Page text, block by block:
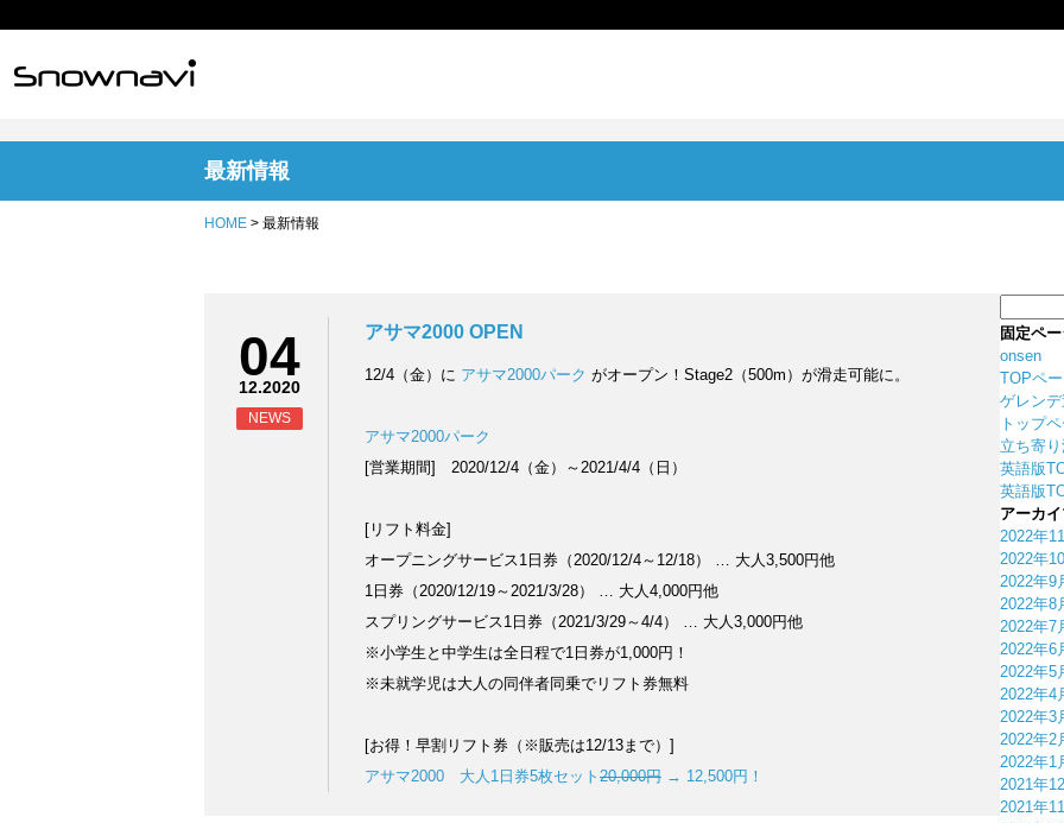
最新情報
HOME > 最新情報
04
12.2020
NEWS
アサマ2000 OPEN
12/4（金）に アサマ2000パーク がオープン！Stage2（500m）が滑走可能に。
アサマ2000パーク
[営業期間] 2020/12/4（金）～2021/4/4（日）
[リフト料金]
オープニングサービス1日券（2020/12/4～12/18） … 大人3,500円他
1日券（2020/12/19～2021/3/28） … 大人4,000円他
スプリングサービス1日券（2021/3/29～4/4） … 大人3,000円他
※小学生と中学生は全日程で1日券が1,000円！
※未就学児は大人の同伴者同乗でリフト券無料
[お得！早割リフト券（※販売は12/13まで）]
アサマ2000 大人1日券5枚セット 20,000円 → 12,500円！
索:
固定ペ
onsen
TOPペ
ゲレン
トップ
立ち寄
英語版
英語版
アーカ
2022年
2022年
2022年9
2022年8
2022年7
2022年6
2022年5
2022年4
2022年3
2022年2
2022年1
2021年
2021年